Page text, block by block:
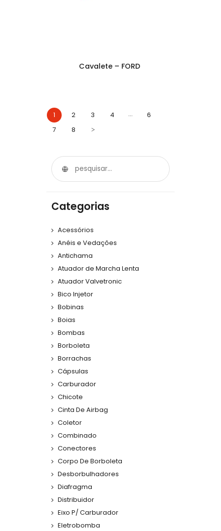
Cavalete – FORD
1 2 3 4 …
6
7
8 >
Categorias
Acessórios
Anéis e Vedações
Antichama
Atuador de Marcha Lenta
Atuador Valvetronic
Bico Injetor
Bobinas
Boias
Bombas
Borboleta
Borrachas
Cápsulas
Carburador
Chicote
Cinta De Airbag
Coletor
Combinado
Conectores
Corpo De Borboleta
Desborbulhadores
Diafragma
Distribuidor
Eixo P/ Carburador
Eletrobomba